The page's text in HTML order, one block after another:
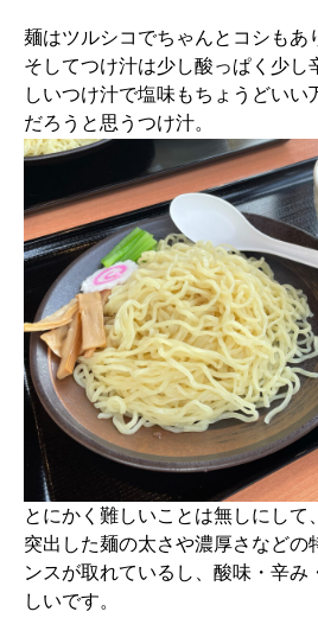
麺はツルシコでちゃんとコシもあ
そしてつけ汁は少し酸っぱく少し
しいつけ汁で塩味もちょうどいい
だろうと思うつけ汁。
とにかく難しいことは無しにして
突出した麺の太さや濃厚さなどの
ンスが取れているし、酸味・辛み
しいです。